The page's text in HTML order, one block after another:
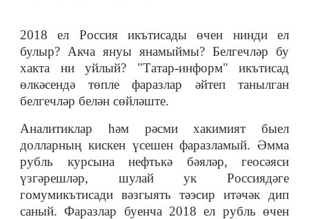
2018 ел Россия икътисады өчен нинди ел
булыр? Акча януы янамыймы? Белгечләр бу
хакта ни уйлый? "Татар-информ" икътисад
өлкәсендә төпле фаразлар әйтеп танылган
белгечләр белән сөйләште.
Аналитиклар һәм рәсми хакимият быел
долларның кискен үсешен фаразламый. Әмма
рубль курсына нефтькә бәяләр, геосәяси
үзгәрешләр, шулай ук Россиядәге
гомумикътисади вәзгыять тәэсир итәчәк дип
саный. Фаразлар буенча 2018 ел рубль өчен